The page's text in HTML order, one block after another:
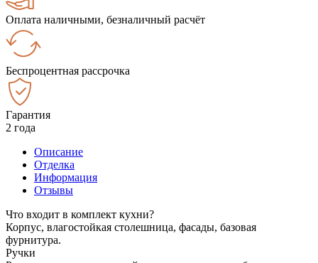
Оплата наличными, безналичный расчёт
Беспроцентная рассрочка
Гарантия
2 года
Описание
Отделка
Информация
Отзывы
Что входит в комплект кухни?
Корпус, влагостойкая столешница, фасады, базовая
фурнитура.
Ручки